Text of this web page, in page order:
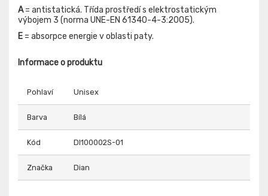
A= antistatická. Třída prostředí s elektrostatickým
výbojem 3 (norma UNE-EN 61340-4-3:2005).
E = absorpce energie v oblasti paty.
Informace o produktu
Pohlaví Unisex
Barva Bílá
Kód DI100002S-01
Značka Dian